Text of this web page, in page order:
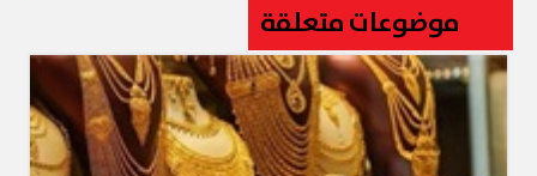
موضوعات متعلقة